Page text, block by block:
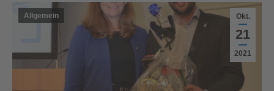
Okt.
21
2021
Allgemein